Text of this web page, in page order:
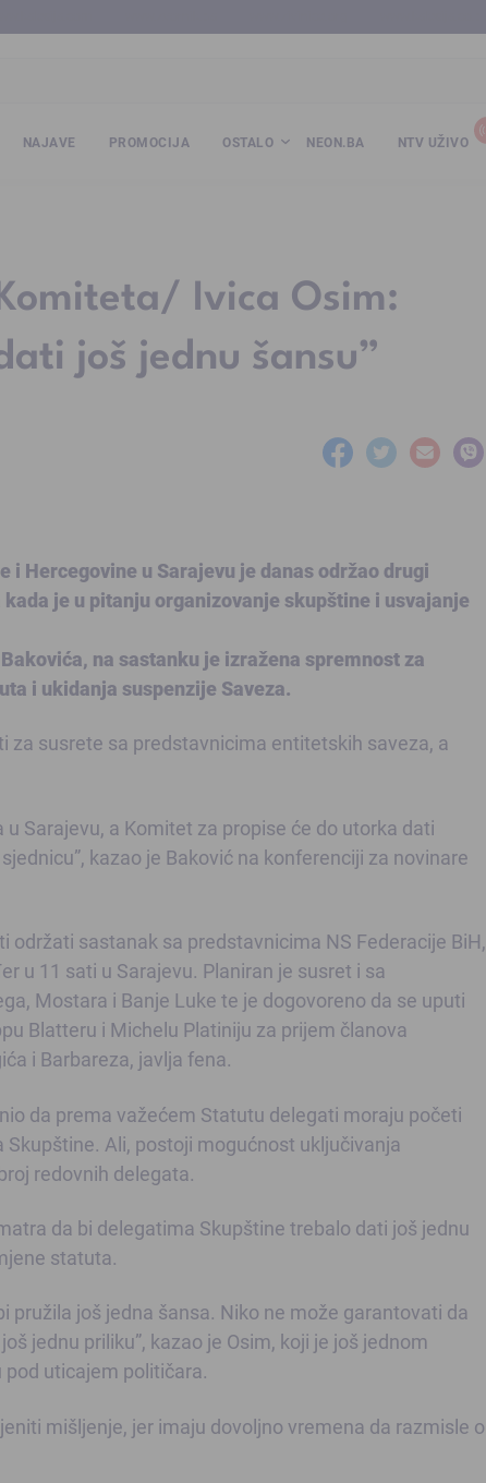
NAJAVE PROMOCIJA OSTALO NEON.BA NTV UŽIVO
Ivica Osim:
još jednu šansu”
Hercegovine u Sarajevu je danas održao drugi
je u pitanju organizovanje skupštine i usvajanje
na sastanku je izražena spremnost za
i ukidanja suspenzije Saveza.
susrete sa predstavnicima entitetskih saveza, a
Sarajevu, a Komitet za propise će do utorka dati
kazao je Baković na konferenciji za novinare
sastanak sa predstavnicima NS Federacije BiH,
u 11 sati u Sarajevu. Planiran je susret i sa
Mostara i Banje Luke te je dogovoreno da se uputi
Blatteru i Michelu Platiniju za prijem članova
i Barbareza, javlja fena.
da prema važećem Statutu delegati moraju početi
Ali, postoji mogućnost uključivanja
redovnih delegata.
da bi delegatima Skupštine trebalo dati još jednu
statuta.
pružila još jedna šansa. Niko ne može garantovati da
jednu priliku”, kazao je Osim, koji je još jednom
uticajem političara.
mišljenje, jer imaju dovoljno vremena da razmisle o